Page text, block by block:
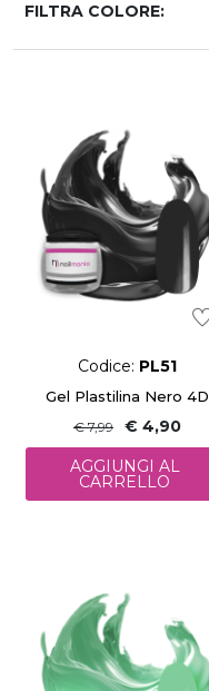
FILTRA COLORE:
Codice: PL51
Gel Plastilina Nero 4D
€ 7,99
€ 4,90
AGGIUNGI AL
CARRELLO